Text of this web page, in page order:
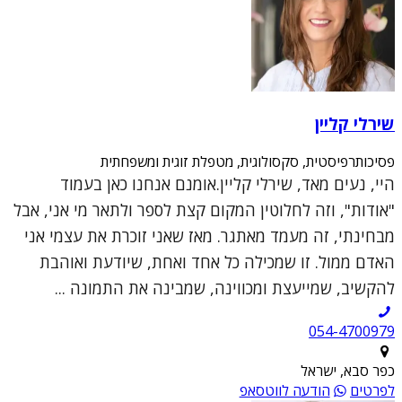
שירלי קליין
פסיכותרפיסטית, סקסולוגית, מטפלת זוגית ומשפחתית
היי, נעים מאד, שירלי קליין.אומנם אנחנו כאן בעמוד
"אודות", וזה לחלוטין המקום קצת לספר ולתאר מי אני, אבל
מבחינתי, זה מעמד מאתגר. מאז שאני זוכרת את עצמי אני
האדם ממול. זו שמכילה כל אחד ואחת, שיודעת ואוהבת
להקשיב, שמייעצת ומכווינה, שמבינה את התמונה ...
054-4700979
כפר סבא, ישראל
לפרטים
הודעה לווטסאפ